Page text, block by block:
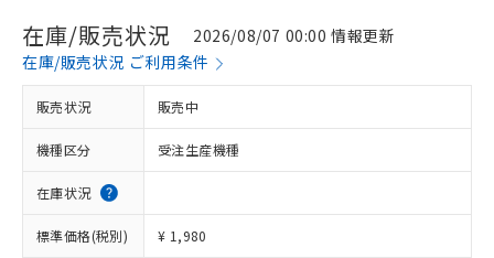
在庫/販売状況
2026/08/07 00:00 情報更新
在庫/販売状況 ご利用条件
販売状況 販売中
機種区分 受注生産機種
在庫状況
標準価格(税別) ¥ 1,980